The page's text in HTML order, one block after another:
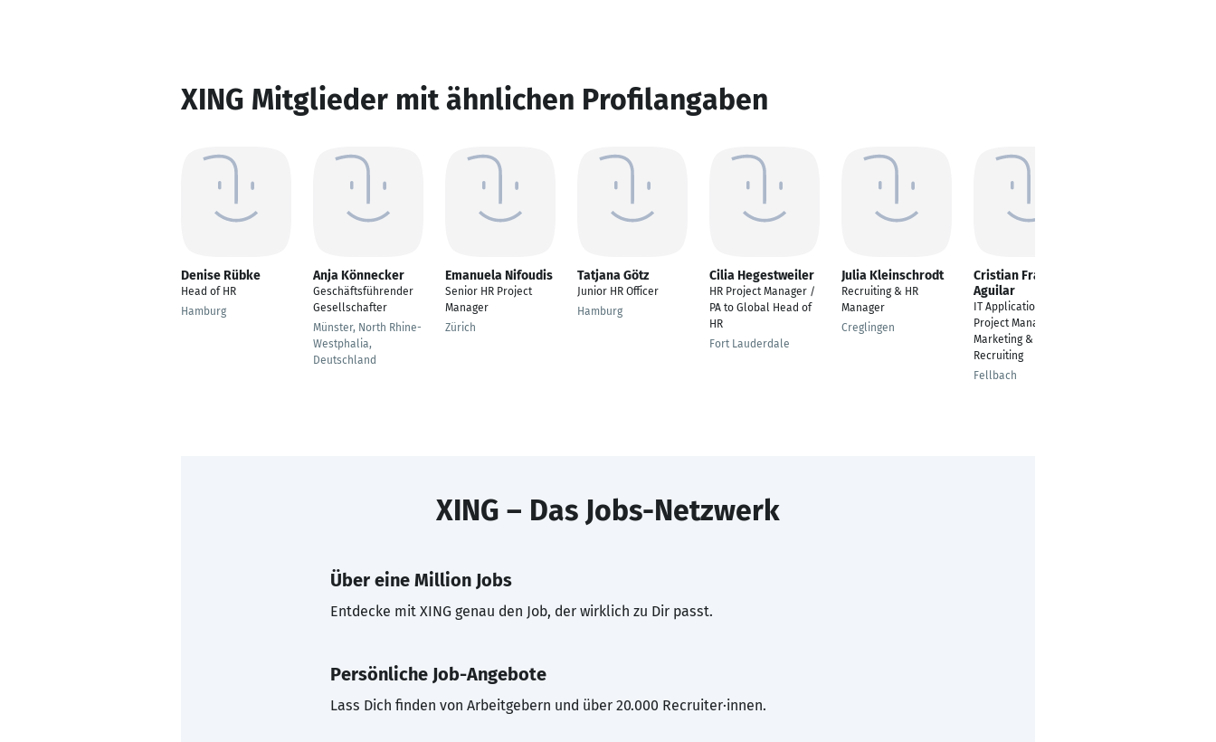
XING Mitglieder mit ähnlichen Profilangaben
Denise Rübke
Head of HR
Hamburg
Anja Könnecker
Geschäftsführender
Gesellschafter
Münster, North Rhine-
Westphalia,
Deutschland
Emanuela Nifoudis
Senior HR Project
Manager
Zürich
Tatjana Götz
Junior HR Officer
Hamburg
Cilia Hegestweiler
HR Project Manager /
PA to Global Head of
HR
Fort Lauderdale
Julia Kleinschrodt
Recruiting & HR
Manager
Creglingen
Cristian Fraile
Aguilar
IT Application &
Project Manager - HR
Marketing &
Recruiting
Fellbach
XING – Das Jobs-Netzwerk
Über eine Million Jobs
Entdecke mit XING genau den Job, der wirklich zu Dir passt.
Persönliche Job-Angebote
Lass Dich finden von Arbeitgebern und über 20.000 Recruiter·innen.